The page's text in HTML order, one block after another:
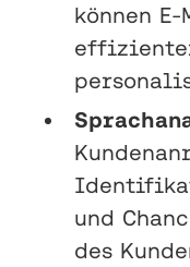
können
und
des